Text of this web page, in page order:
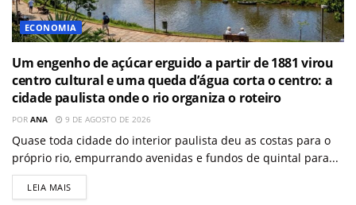
ECONOMIA
Um engenho de açúcar erguido a partir de 1881 virou
centro cultural e uma queda d’água corta o centro: a
cidade paulista onde o rio organiza o roteiro
POR ANA 9 DE AGOSTO DE 2026
Quase toda cidade do interior paulista deu as costas para o
próprio rio, empurrando avenidas e fundos de quintal para...
LEIA MAIS